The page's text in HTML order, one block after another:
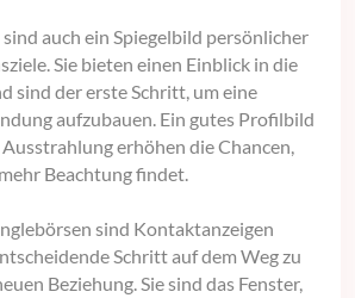
auch ein Spiegelbild persönlicher
Sie bieten einen Einblick in die
sind der erste Schritt, um eine
aufzubauen. Ein gutes Profilbild
erhöhen die Chancen,
Beachtung findet.
sind Kontaktanzeigen
Schritt auf dem Weg zu
Beziehung. Sie sind das Fenster,